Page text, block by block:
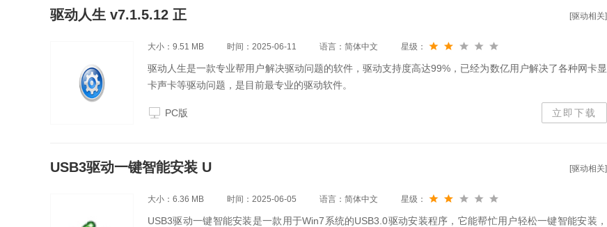
[驱动相关]
驱动人生 v7.1.5.12 正
大小：9.51 MB 时间：2025-06-11 语言：简体中文 星级：
驱动人生是一款专业帮用户解决驱动问题的软件，驱动支持度高达99%，已经为数亿用户解决了各种网卡显
卡声卡等驱动问题，是目前最专业的驱动软件。
PC版 立即下载
[驱动相关]
USB3驱动一键智能安装 U
大小：6.36 MB 时间：2025-06-05 语言：简体中文 星级：
USB3驱动一键智能安装是一款用于Win7系统的USB3.0驱动安装程序，它能帮忙用户轻松一键智能安装，